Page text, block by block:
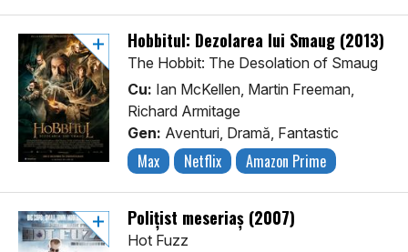
Hobbitul: Dezolarea lui Smaug (2013)
The Hobbit: The Desolation of Smaug
Cu: Ian McKellen, Martin Freeman,
Richard Armitage
Gen: Aventuri, Dramă, Fantastic
Max Netflix Amazon Prime
Polițist meseriaș (2007)
Hot Fuzz